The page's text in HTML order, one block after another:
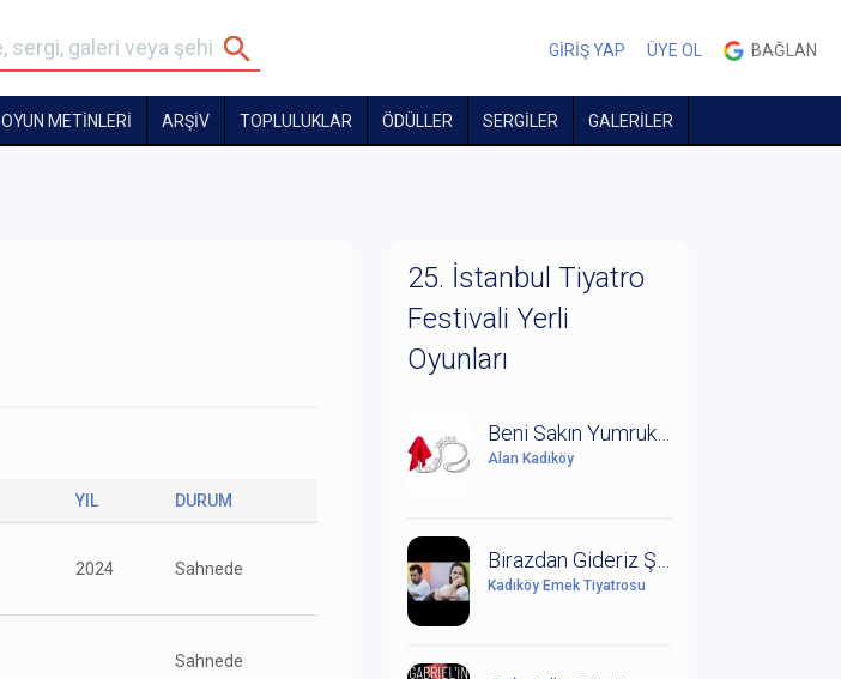
GİRİŞ YAP ÜYE OL BAĞLAN
OYUN METİNLERİ ARŞİV TOPLULUKLAR ÖDÜLLER SERGİLER GALERİLER
YIL DURUM
2024 Sahnede
Sahnede
25. İstanbul Tiyatro
Festivali Yerli
Oyunları
Alan Kadıköy
Kadıköy Emek Tiyatrosu